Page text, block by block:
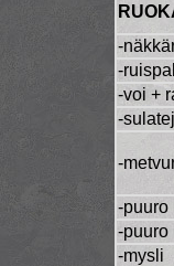
-
-
-voi +
-
-
-puuro
-puuro
-mysli